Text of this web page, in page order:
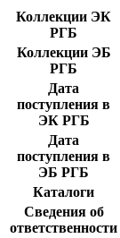
Коллекции ЭК
РГБ
Коллекции ЭБ
РГБ
Дата
поступления в
ЭК РГБ
Дата
поступления в
ЭБ РГБ
Каталоги
Сведения об
ответственности